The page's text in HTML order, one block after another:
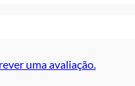
uma avaliação.